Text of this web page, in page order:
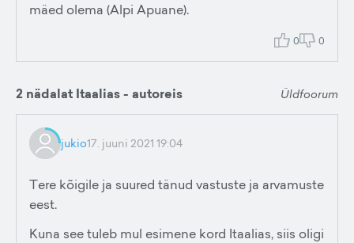
mäed olema (Alpi Apuane).
0 0
2 nädalat Itaalias - autoreis Üldfoorum
jukio17. juuni 2021 19:04
Tere kõigile ja suured tänud vastuste ja arvamuste
eest.
Kuna see tuleb mul esimene kord Itaalias, siis oligi